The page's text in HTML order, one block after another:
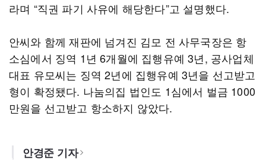
라며 “직권 파기 사유에 해당한다”고 설명했다.
안씨와 함께 재판에 넘겨진 김모 전 사무국장은 항
소심에서 징역 1년 6개월에 집행유예 3년, 공사업체
대표 유모씨는 징역 2년에 집행유예 3년을 선고받고
형이 확정됐다. 나눔의집 법인도 1심에서 벌금 1000
만원을 선고받고 항소하지 않았다.
안경준 기자